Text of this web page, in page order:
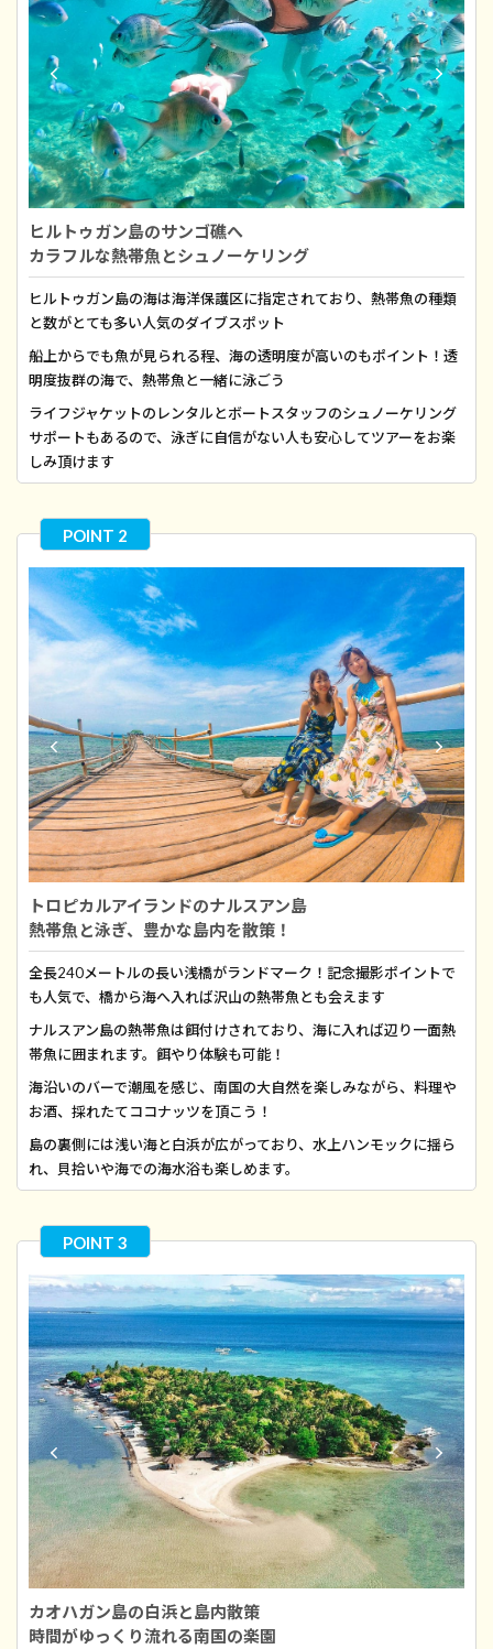
ヒルトゥガン島のサンゴ礁へ
カラフルな熱帯魚とシュノーケリング
ヒルトゥガン島の海は海洋保護区に指定されており、熱帯魚の種類
と数がとても多い人気のダイブスポット
船上からでも魚が見られる程、海の透明度が高いのもポイント！透
明度抜群の海で、熱帯魚と一緒に泳ごう
ライフジャケットのレンタルとボートスタッフのシュノーケリング
サポートもあるので、泳ぎに自信がない人も安心してツアーをお楽
しみ頂けます
トロピカルアイランドのナルスアン島
熱帯魚と泳ぎ、豊かな島内を散策！
全長240メートルの長い浅橋がランドマーク！記念撮影ポイントで
も人気で、橋から海へ入れば沢山の熱帯魚とも会えます
ナルスアン島の熱帯魚は餌付けされており、海に入れば辺り一面熱
帯魚に囲まれます。餌やり体験も可能！
海沿いのバーで潮風を感じ、南国の大自然を楽しみながら、料理や
お酒、採れたてココナッツを頂こう！
島の裏側には浅い海と白浜が広がっており、水上ハンモックに揺ら
れ、貝拾いや海での海水浴も楽しめます。
カオハガン島の白浜と島内散策
時間がゆっくり流れる南国の楽園